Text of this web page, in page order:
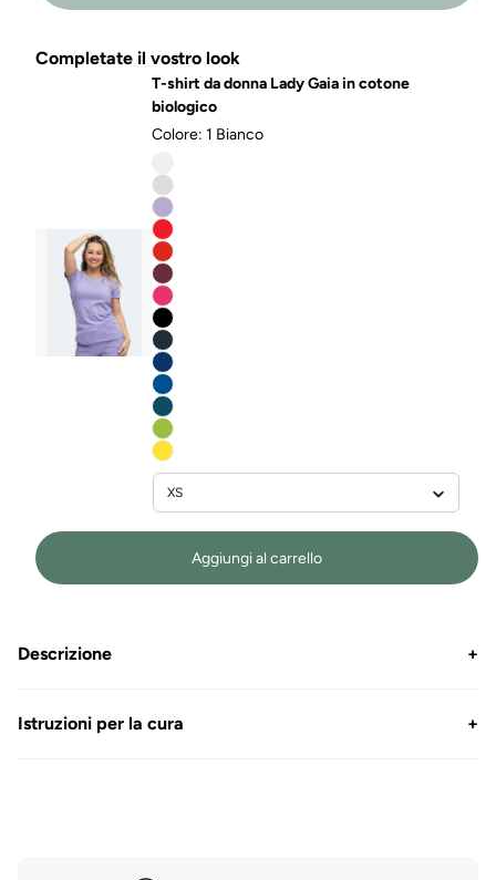
Completate il vostro look
T-shirt da donna Lady Gaia in cotone
biologico
Colore: 1 Bianco
Aggiungi al carrello
Descrizione +
Istruzioni per la cura +